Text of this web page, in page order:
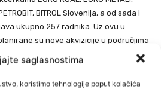
saglasnostima
koristimo tehnologije poput kolačića
BITROL Slovenija, a od sada i
ukupno 257 radnika. Uz ovu u
su nove akvizicije u područjima